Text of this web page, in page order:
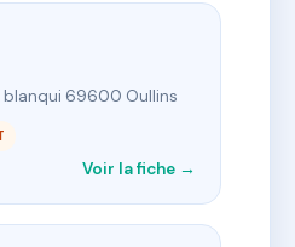
blanqui 69600 Oullins
Voir la fiche →